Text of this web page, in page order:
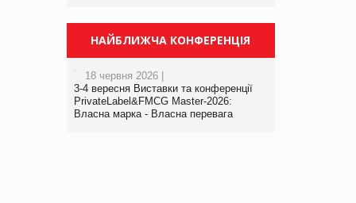
НАЙБЛИЖЧА КОНФЕРЕНЦІЯ
18 червня 2026 |
3-4 вересня Виставки та конференції
PrivateLabel&FMCG Master-2026:
Власна марка - Власна перевага